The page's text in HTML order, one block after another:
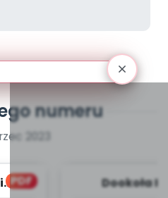
numeru
2023
PDF
Dookoła